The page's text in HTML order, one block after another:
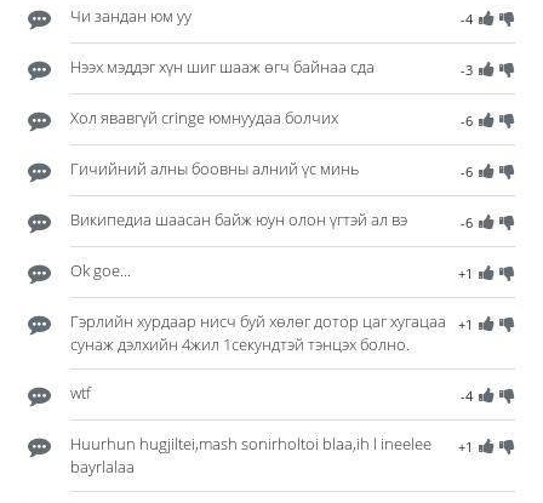
-4
Чи зандан юм уу
-3
Нээх мэддэг хүн шиг шааж өгч байнаа сда
-6
Хол явавгүй cringe юмнуудаа болчих
-6
Гичийний алны боовны алний үс минь
-6
Википедиа шаасан байж юун олон үгтэй ал вэ
+1
Ok goe...
+1
Гэрлийн хурдаар нисч буй хөлөг дотор цаг хугацаа
сунаж дэлхийн 4жил 1секундтэй тэнцэх болно.
-4
wtf
+1
Huurhun hugjiltei,mash sonirholtoi blaa,ih l ineelee
bayrlalaa